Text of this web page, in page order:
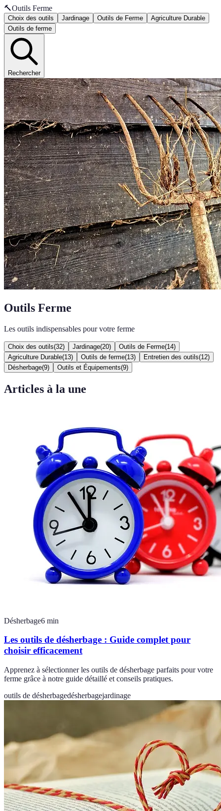
🔨Outils Ferme
Choix des outils Jardinage Outils de Ferme
Agriculture Durable
Outils de ferme
Rechercher
Outils Ferme
Les outils indispensables pour votre ferme
Choix des outils(32) Jardinage(20) Outils de Ferme(14)
Agriculture Durable(13) Outils de ferme(13) Entretien des outils(12)
Désherbage(9) Outils et Équipements(9)
Articles à la une
Désherbage6 min
Les outils de désherbage : Guide complet pour
choisir efficacement
Apprenez à sélectionner les outils de désherbage parfaits pour votre
ferme grâce à notre guide détaillé et conseils pratiques.
outils de désherbagedésherbagejardinage